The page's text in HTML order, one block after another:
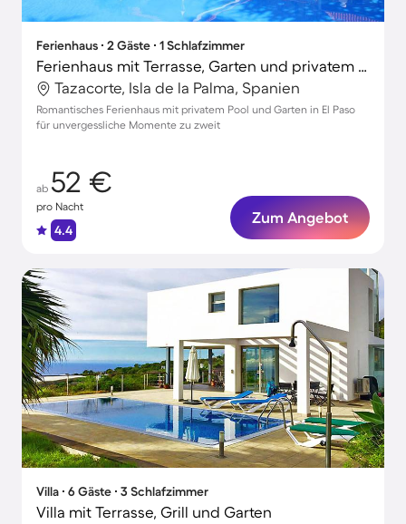
Ferienhaus ∙ 2 Gäste ∙ 1 Schlafzimmer
Ferienhaus mit Terrasse, Garten und privatem Pool
Tazacorte, Isla de la Palma, Spanien
Romantisches Ferienhaus mit privatem Pool und Garten in El Paso
für unvergessliche Momente zu zweit
ab 52 €
pro Nacht
4.4
Zum Angebot
Villa ∙ 6 Gäste ∙ 3 Schlafzimmer
Villa mit Terrasse, Grill und Garten